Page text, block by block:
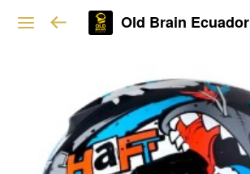
Old Brain Ecuador